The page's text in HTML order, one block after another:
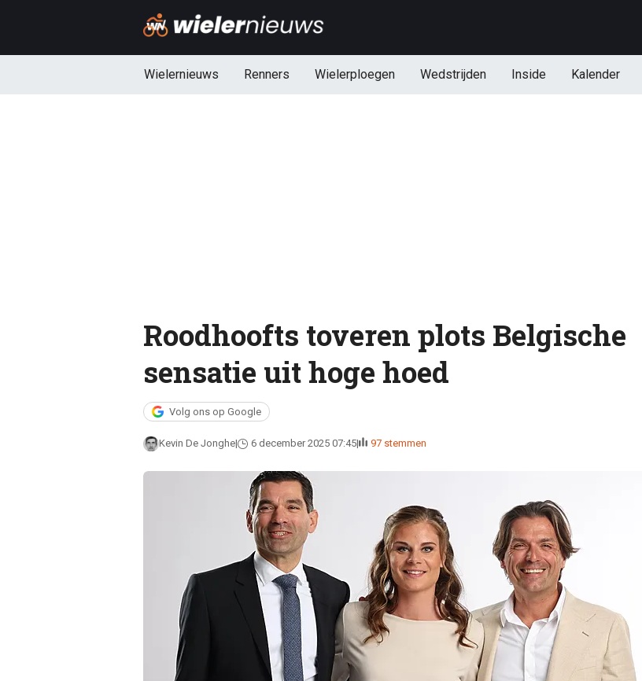
Wielernieuws Renners Wielerploegen Wedstrijden Inside Kalender
Roodhoofts toveren plots Belgische
sensatie uit hoge hoed
Volg ons op Google
Kevin De Jonghe 6 december 2025 07:45 97 stemmen